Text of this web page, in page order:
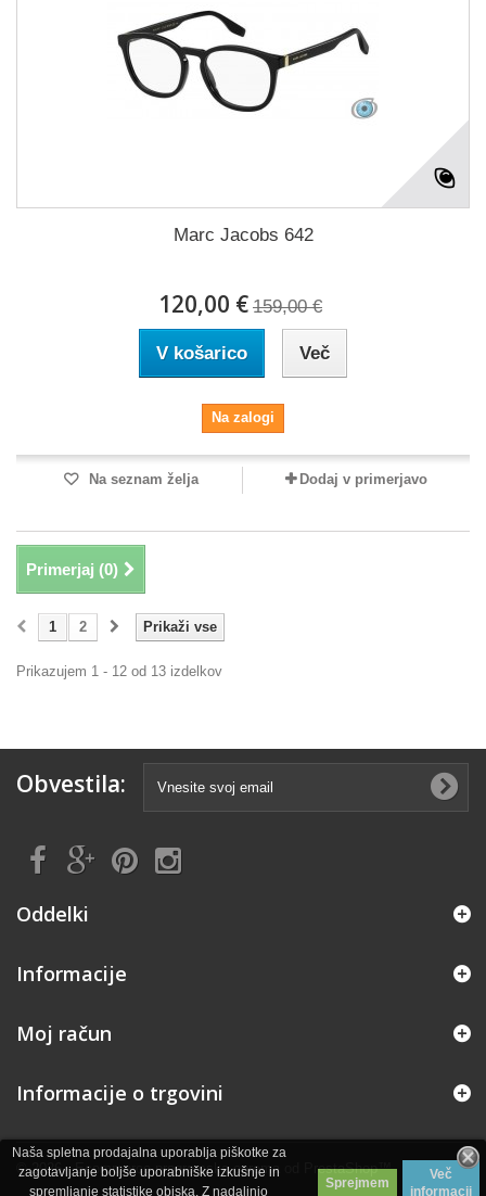
Naša spletna prodajalna uporablja piškotke za
zagotavljanje boljše uporabniške izkušnje in
spremljanje statistike obiska. Z nadaljnjo
Sprejmem
Več
informacij
Marc Jacobs 642
120,00 € 159,00 €
V košarico Več
Na zalogi
Na seznam želja Dodaj v primerjavo
Primerjaj (0)
Prikaži vse
1 2
Prikazujem 1 - 12 od 13 izdelkov
Obvestila:
Oddelki
Informacije
© 2026 - Ecommerce programska oprema od PrestaShop™
Moj račun
Informacije o trgovini